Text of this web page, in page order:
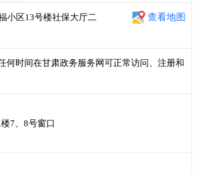
小区13号楼社保大厅二
查看地图
何时间在甘肃政务服务网可正常访问、注册和
7、8号窗口